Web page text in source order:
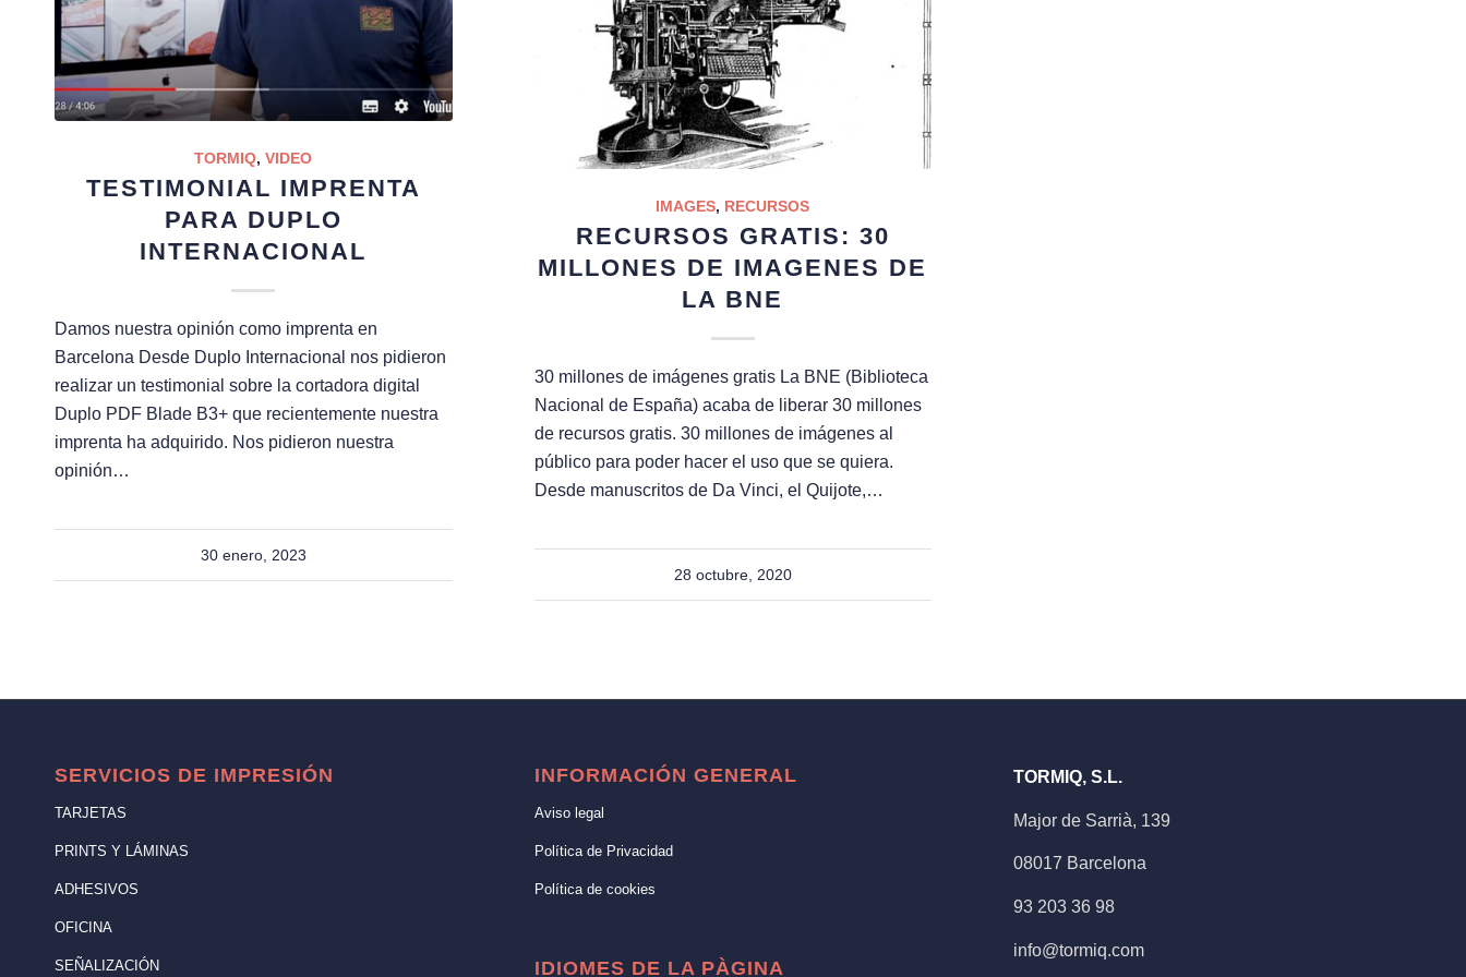
TORMIQ,VIDEO
TESTIMONIAL IMPRENTA
PARA DUPLO
INTERNACIONAL
Damos nuestra opinión como imprenta en
Barcelona Desde Duplo Internacional nos pidieron
realizar un testimonial sobre la cortadora digital
Duplo PDF Blade B3+ que recientemente nuestra
imprenta ha adquirido. Nos pidieron nuestra
opinión…
30 enero, 2023
IMAGES, RECURSOS
RECURSOS GRATIS: 30
MILLONES DE IMAGENES DE
LA BNE
30 millones de imágenes gratis La BNE (Biblioteca
Nacional de España) acaba de liberar 30 millones
de recursos gratis. 30 millones de imágenes al
público para poder hacer el uso que se quiera.
Desde manuscritos de Da Vinci, el Quijote,…
28 octubre, 2020
SERVICIOS DE IMPRESIÓN
TARJETAS
PRINTS Y LÁMINAS
ADHESIVOS
OFICINA
SEÑALIZACIÓN
INFORMACIÓN GENERAL
Aviso legal
Política de Privacidad
Política de cookies
IDIOMES DE LA PÀGINA
TORMIQ, S.L.
Major de Sarrià, 139
08017 Barcelona
93 203 36 98
info@tormiq.com